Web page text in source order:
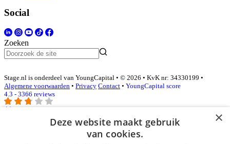
Social
Zoeken
Stage.nl is onderdeel van YoungCapital • © 2026 • KvK nr: 34330199 •
Algemene voorwaarden • Privacy Contact • YoungCapital score
4.3 - 3366 reviews
×
Deze website maakt gebruik
van cookies.